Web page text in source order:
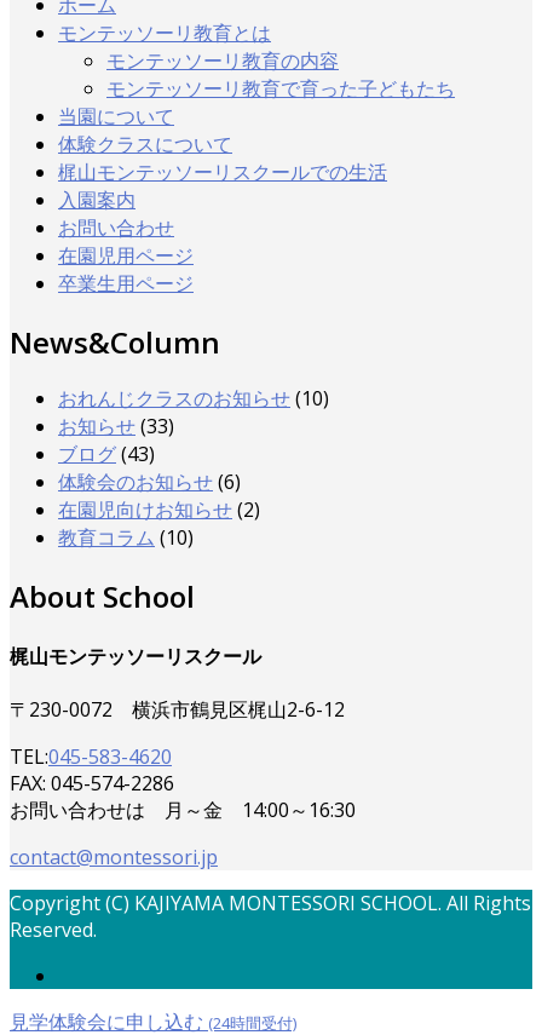
モンテッソーリ教育とは
モンテッソーリ教育の内容
モンテッソーリ教育で育った子どもたち
当園について
体験クラスについて
梶山モンテッソーリスクールでの生活
入園案内
お問い合わせ
在園児用ページ
卒業生用ページ
News&Column
おれんじクラスのお知らせ(10)
お知らせ(33)
ブログ(43)
体験会のお知らせ(6)
在園児向けお知らせ(2)
教育コラム (10)
About School
梶山モンテッソーリスクール
〒230-0072 横浜市鶴見区梶山2-6-12
TEL:045-583-4620
FAX: 045-574-2286
お問い合わせは 月～金 14:00～16:30
contact@montessori.jp
Copyright (C) KAJIYAMA MONTESSORI SCHOOL. All Rights
Reserved.
見学体験会に申し込む (24時間受付)